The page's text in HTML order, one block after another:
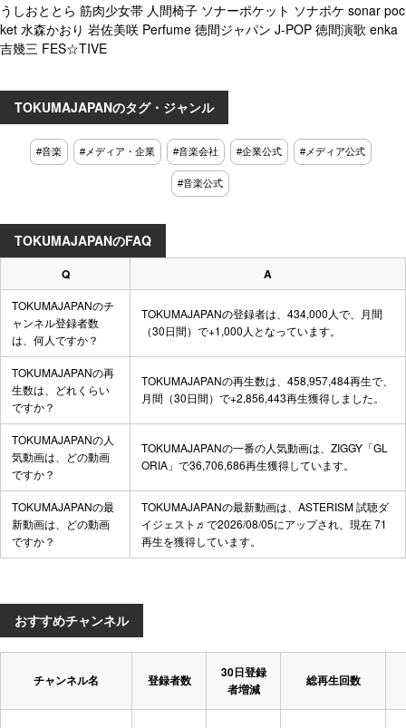
おすすめチャンネル
チャンネル名 登録者数
30日登録
者増減
総再生回数
うしおととら 筋肉少女帯 人間椅子 ソナーポケット ソナポケ sonar poc
ket 水森かおり 岩佐美咲 Perfume 徳間ジャパン J-POP 徳間演歌 enka
吉幾三 FES☆TIVE
TOKUMAJAPANのタグ・ジャンル
#音楽 #メディア・企業 #音楽会社 #企業公式 #メディア公式
#音楽公式
TOKUMAJAPANのFAQ
Q A
TOKUMAJAPANのチ
ャンネル登録者数
は、何人ですか？
TOKUMAJAPANの登録者は、434,000人で、月間
（30日間）で+1,000人となっています。
TOKUMAJAPANの再
生数は、どれくらい
ですか？
TOKUMAJAPANの再生数は、458,957,484再生で、
月間（30日間）で+2,856,443再生獲得しました。
TOKUMAJAPANの人
気動画は、どの動画
ですか？
TOKUMAJAPANの一番の人気動画は、 ZIGGY「GL
ORIA」 で36,706,686再生獲得しています。
TOKUMAJAPANの最
新動画は、どの動画
ですか？
TOKUMAJAPANの最新動画は、 ASTERISM 試聴ダ
イジェスト♬ で2026/08/05にアップされ、現在 71
再生を獲得しています。